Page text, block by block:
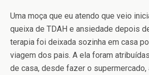
Uma moça que eu atendo que veio
queixa de TDAH e ansiedade depois
terapia foi deixada sozinha em casa
viagem dos pais. A ela foram
de casa, desde fazer o supermercado,